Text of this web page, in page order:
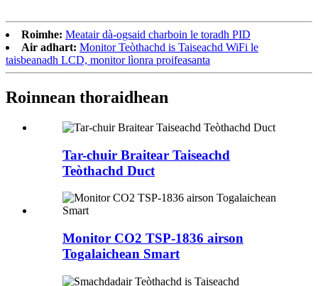
Roimhe: Meatair dà-ogsaid charboin le toradh PID
Air adhart: Monitor Teòthachd is Taiseachd WiFi le
taisbeanadh LCD, monitor lìonra proifeasanta
Roinnean thoraidhean
Tar-chuir Braitear Taiseachd
Teòthachd Duct
Monitor CO2 TSP-1836 airson
Togalaichean Smart